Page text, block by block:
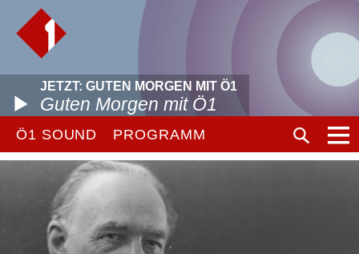
JETZT: GUTEN MORGEN MIT Ö1
Guten Morgen mit Ö1
Ö1 SOUND PROGRAMM